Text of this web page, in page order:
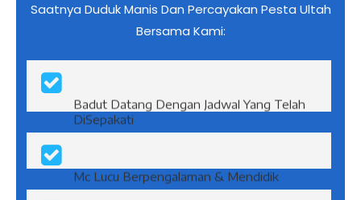
Saatnya Duduk Manis Dan Percayakan Pesta Ultah
Bersama Kami:
DiSepakati
Mc Lucu Berpengalaman & Mendidik